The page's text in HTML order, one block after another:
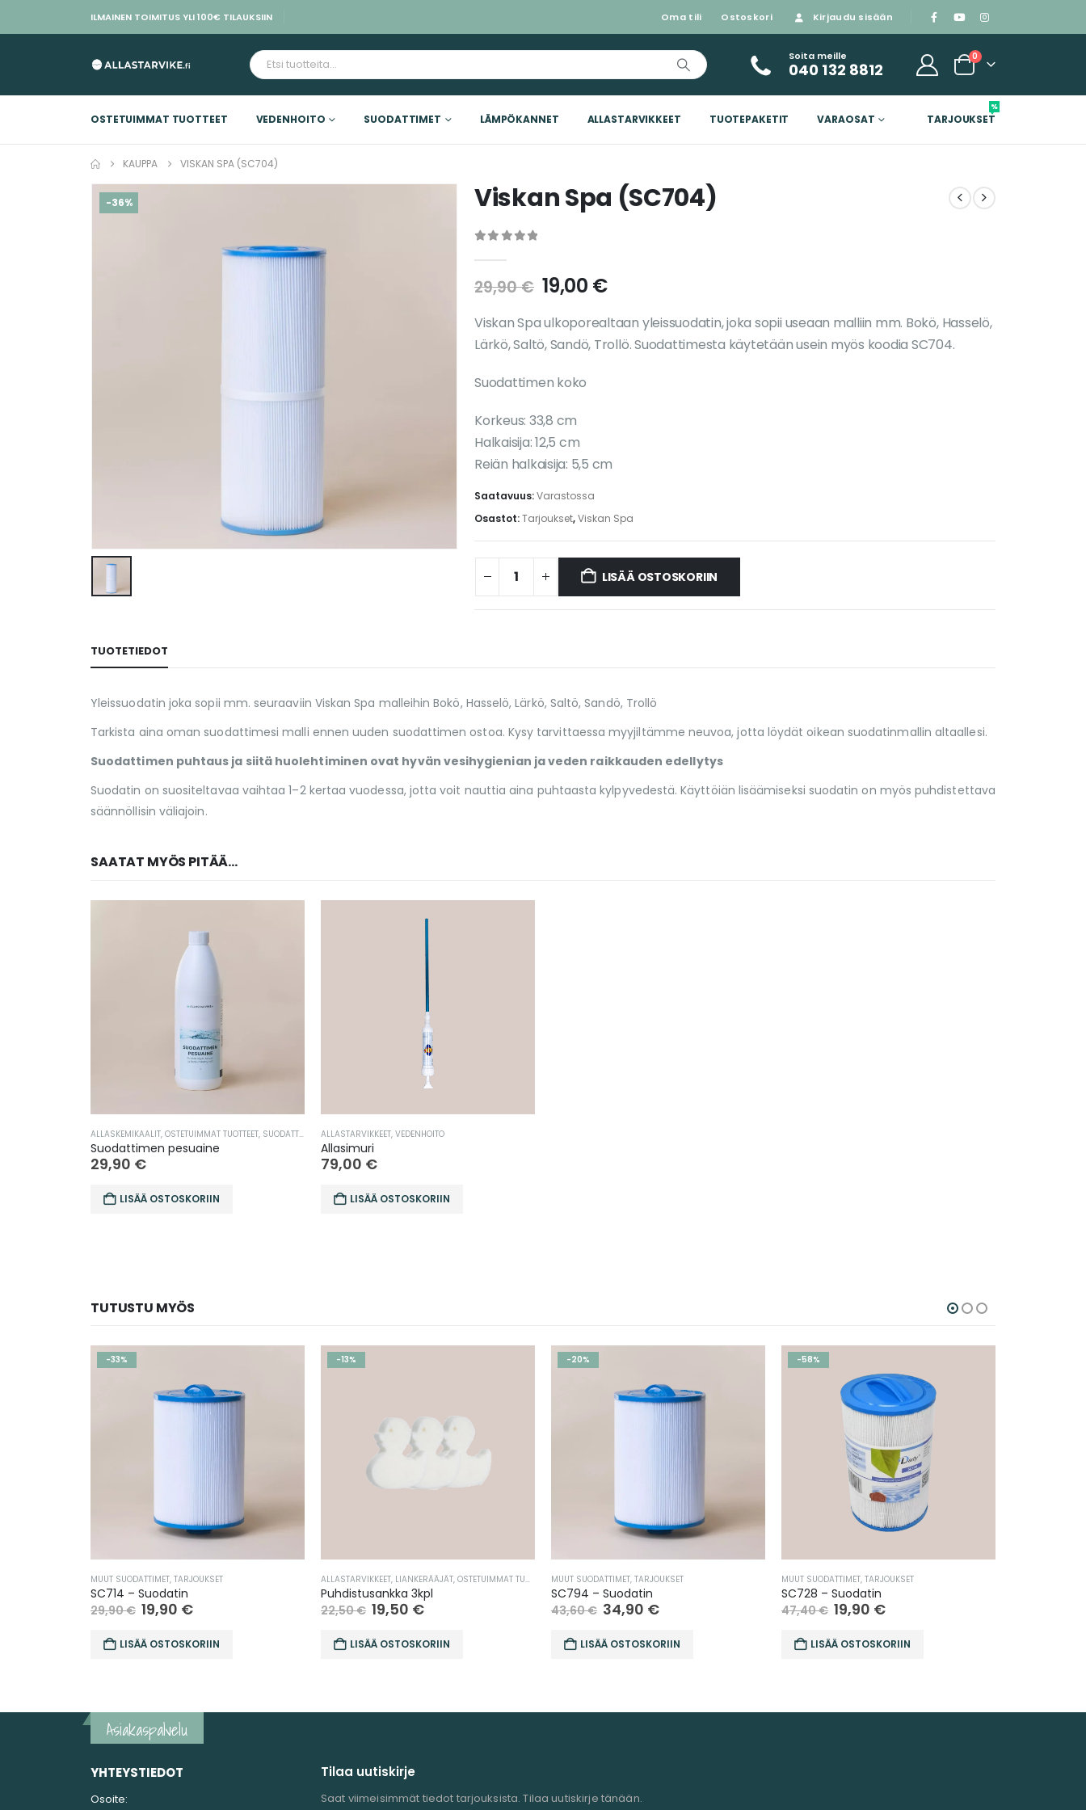
ILMAINEN TOIMITUS YLI 100€ TILAUKSIIN Oma tili Ostoskori Kirjaudu sisään
Soita meille
040 132 8812
0
OSTETUIMMAT TUOTTEET VEDENHOITO SUODATTIMET LÄMPÖKANNET ALLASTARVIKKEET TUOTEPAKETIT VARAOSAT TARJOUKSET
%
KAUPPA VISKAN SPA (SC704)
-36% Viskan Spa (SC704)
29,90€ 19,00 €
Viskan Spa ulkoporealtaan yleissuodatin, joka sopii useaan malliin mm. Bokö, Hasselö,
Lärkö, Saltö, Sandö, Trollö. Suodattimesta käytetään usein myös koodia SC704.
Suodattimen koko
Korkeus: 33,8 cm
Halkaisija: 12,5 cm
Reiän halkaisija: 5,5 cm
Saatavuus:Varastossa
Osastot:Tarjoukset,Viskan Spa
LISÄÄ OSTOSKORIIN
TUOTETIEDOT
Yleissuodatin joka sopii mm. seuraaviin Viskan Spa malleihin Bokö, Hasselö, Lärkö, Saltö, Sandö, Trollö
Tarkista aina oman suodattimesi malli ennen uuden suodattimen ostoa. Kysy tarvittaessa myyjiltämme neuvoa, jotta löydät oikean suodatinmallin altaallesi.
Suodattimen puhtaus ja siitä huolehtiminen ovat hyvän vesihygienian ja veden raikkauden edellytys
Suodatin on suositeltavaa vaihtaa 1–2 kertaa vuodessa, jotta voit nauttia aina puhtaasta kylpyvedestä. Käyttöiän lisäämiseksi suodatin on myös puhdistettava
säännöllisin väliajoin.
SAATAT MYÖS PITÄÄ...
ALLASKEMIKAALIT, OSTETUIMMAT TUOTTEET, SUODATTIMEN PUHDISTUS ,VEDENHOITO
Suodattimen pesuaine
29,90 €
LISÄÄ OSTOSKORIIN
ALLASTARVIKKEET, VEDENHOITO
Allasimuri
79,00 €
LISÄÄ OSTOSKORIIN
TUTUSTU MYÖS
-33%
MUUT SUODATTIMET, TARJOUKSET
SC714 – Suodatin
29,90€ 19,90 €
LISÄÄ OSTOSKORIIN
-13%
ALLASTARVIKKEET, LIANKERÄÄJÄT, OSTETUIMMAT TUOTTEET ,TARJOUKSET,TUOTEPAKETIT,VEDENHOITO
Puhdistusankka 3kpl
22,50€ 19,50 €
LISÄÄ OSTOSKORIIN
-20%
MUUT SUODATTIMET, TARJOUKSET
SC794 – Suodatin
43,60€ 34,90 €
LISÄÄ OSTOSKORIIN
-58%
MUUT SUODATTIMET, TARJOUKSET
SC728 – Suodatin
47,40€ 19,90 €
LISÄÄ OSTOSKORIIN
Asiakaspalvelu
YHTEYSTIEDOT
Osoite:
Tilaa uutiskirje
Saat viimeisimmät tiedot tarjouksista. Tilaa uutiskirje tänään.